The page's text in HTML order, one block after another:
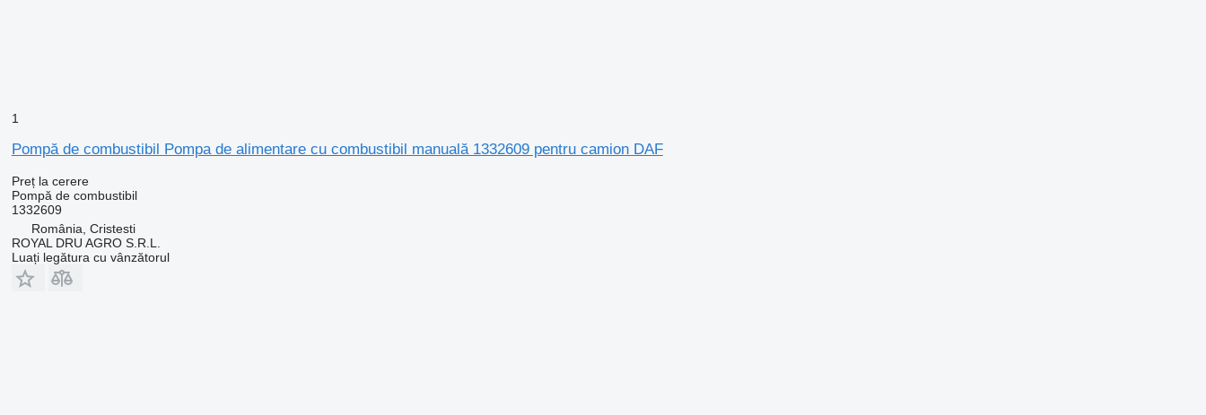
1
Pompă de combustibil Pompa de alimentare cu combustibil manuală 1332609 pentru camion DAF
Preț la cerere
Pompă de combustibil
1332609
România, Cristesti
ROYAL DRU AGRO S.R.L.
Luați legătura cu vânzătorul